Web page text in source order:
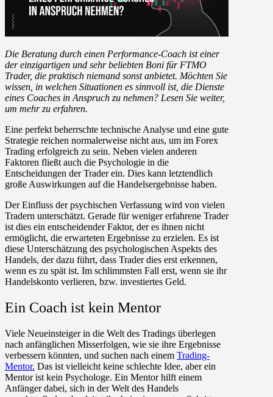
Die Beratung durch einen Performance-Coach ist einer
der einzigartigen und sehr beliebten Boni für FTMO
Trader, die praktisch niemand sonst anbietet. Möchten Sie
wissen, in welchen Situationen es sinnvoll ist, die Dienste
eines Coaches in Anspruch zu nehmen? Lesen Sie weiter,
um mehr zu erfahren.
Eine perfekt beherrschte technische Analyse und eine gute
Strategie reichen normalerweise nicht aus, um im Forex
Trading erfolgreich zu sein. Neben vielen anderen
Faktoren fließt auch die Psychologie in die
Entscheidungen der Trader ein. Dies kann letztendlich
große Auswirkungen auf die Handelsergebnisse haben.
Der Einfluss der psychischen Verfassung wird von vielen
Tradern unterschätzt. Gerade für weniger erfahrene Trader
ist dies ein entscheidender Faktor, der es ihnen nicht
ermöglicht, die erwarteten Ergebnisse zu erzielen. Es ist
diese Unterschätzung des psychologischen Aspekts des
Handels, der dazu führt, dass Trader dies erst erkennen,
wenn es zu spät ist. Im schlimmsten Fall erst, wenn sie ihr
Handelskonto verlieren, bzw. investiertes Geld.
Ein Coach ist kein Mentor
Viele Neueinsteiger in die Welt des Tradings überlegen
nach anfänglichen Misserfolgen, wie sie ihre Ergebnisse
verbessern könnten, und suchen nach einem Trading-
Mentor. Das ist vielleicht keine schlechte Idee, aber ein
Mentor ist kein Psychologe. Ein Mentor hilft einem
Anfänger dabei, sich in der Welt des Handels